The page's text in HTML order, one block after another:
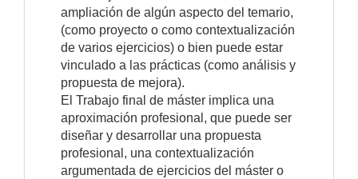
ampliación de algún aspecto del temario,
(como proyecto o como contextualización
de varios ejercicios) o bien puede estar
vinculado a las prácticas (como análisis y
propuesta de mejora).
El Trabajo final de máster implica una
aproximación profesional, que puede ser
diseñar y desarrollar una propuesta
profesional, una contextualización
argumentada de ejercicios del máster o